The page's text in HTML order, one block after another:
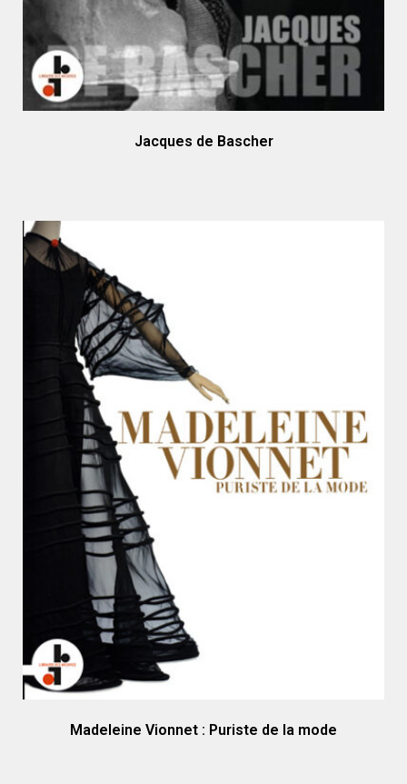
Jacques de Bascher
Madeleine Vionnet : Puriste de la mode